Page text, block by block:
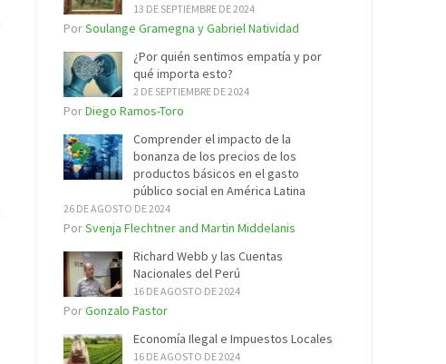
13 DE SEPTIEMBRE DE 2024
PorSoulange Gramegna y Gabriel Natividad
¿Por quién sentimos empatía y por
qué importa esto?
2 DE SEPTIEMBRE DE 2024
PorDiego Ramos-Toro
Comprender el impacto de la
bonanza de los precios de los
productos básicos en el gasto
público social en América Latina
26 DE AGOSTO DE 2024
PorSvenja Flechtner and Martin Middelanis
Richard Webb y las Cuentas
Nacionales del Perú
16 DE AGOSTO DE 2024
PorGonzalo Pastor
Economía Ilegal e Impuestos Locales
16 DE AGOSTO DE 2024